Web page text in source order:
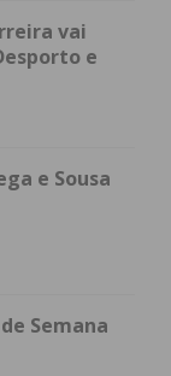
vai
e
e Sousa
Semana